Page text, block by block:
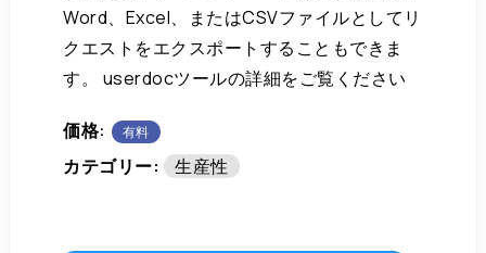
Word、Excel、またはCSVファイルとしてリ
クエストをエクスポートすることもできま
す。 userdocツールの詳細をご覧ください
価格: 有料
カテゴリー: 生産性